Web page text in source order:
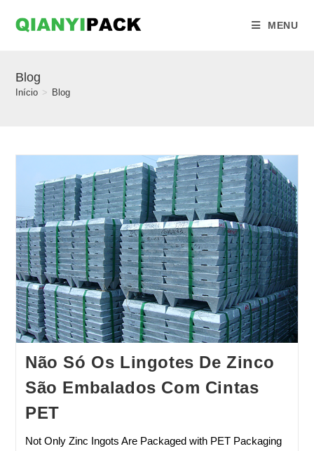
MENU
Blog
Início > Blog
Não Só Os Lingotes De Zinco
São Embalados Com Cintas
PET
Not Only Zinc Ingots Are Packaged with PET Packaging